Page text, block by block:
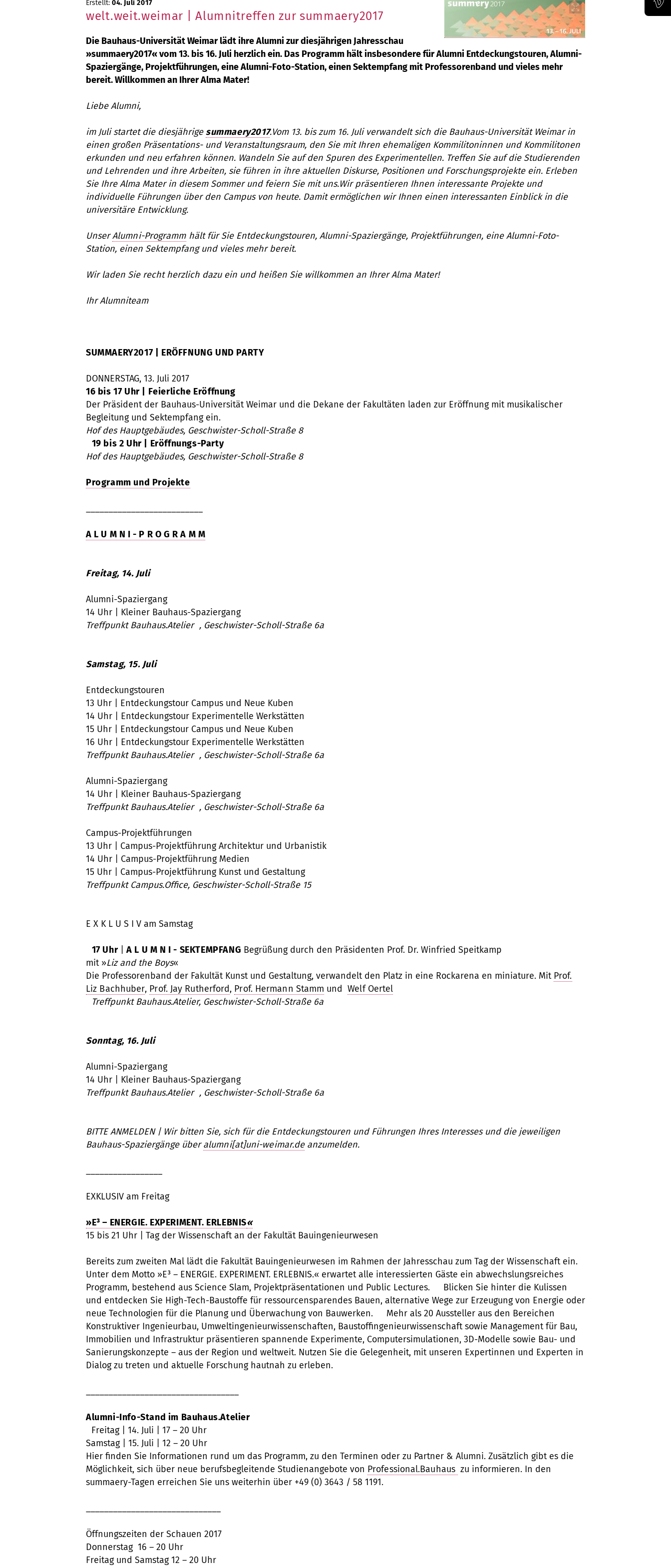
Erstellt: 04. Juli 2017
welt.weit.weimar | Alumnitreffen zur summaery2017
Die Bauhaus-Universität Weimar lädt ihre Alumni zur diesjährigen Jahresschau
»summaery2017« vom 13. bis 16. Juli herzlich ein. Das Programm hält insbesondere für Alumni Entdeckungstouren, Alumni-
Spaziergänge, Projektführungen, eine Alumni-Foto-Station, einen Sektempfang mit Professorenband und vieles mehr
bereit. Willkommen an Ihrer Alma Mater!
Liebe Alumni,
im Juli startet die diesjährigesummaery2017.Vom 13. bis zum 16. Juli verwandelt sich die Bauhaus-Universität Weimar in
einen großen Präsentations- und Veranstaltungsraum, den Sie mit Ihren ehemaligen Kommilitoninnen und Kommilitonen
erkunden und neu erfahren können. Wandeln Sie auf den Spuren des Experimentellen. Treffen Sie auf die Studierenden
und Lehrenden und ihre Arbeiten, sie führen in ihre aktuellen Diskurse, Positionen und Forschungsprojekte ein. Erleben
Sie Ihre Alma Mater in diesem Sommer und feiern Sie mit uns.Wir präsentieren Ihnen interessante Projekte und
individuelle Führungen über den Campus von heute. Damit ermöglichen wir Ihnen einen interessanten Einblick in die
universitäre Entwicklung.
UnserAlumni-Programmhält für Sie Entdeckungstouren, Alumni-Spaziergänge, Projektführungen, eine Alumni-Foto-
Station, einen Sektempfang und vieles mehr bereit.
Wir laden Sie recht herzlich dazu ein und heißen Siewillkommen an Ihrer Alma Mater!
Ihr Alumniteam
SUMMAERY2017 | ERÖFFNUNG UND PARTY
DONNERSTAG, 13. Juli 2017
16 bis 17 Uhr | Feierliche Eröffnung
Der Präsident der Bauhaus-Universität Weimar und die Dekane der Fakultäten laden zur Eröffnung mit musikalischer
Begleitung und Sektempfang ein.
Hof des Hauptgebäudes, Geschwister-Scholl-Straße 8
19 bis 2 Uhr | Eröffnungs-Party
Hof des Hauptgebäudes, Geschwister-Scholl-Straße 8
Programm und Projekte
A L U M N I - P R O G R A M M
Freitag, 14. Juli
Alumni-Spaziergang
14 Uhr | Kleiner Bauhaus-Spaziergang
Treffpunkt Bauhaus.Atelier , Geschwister-Scholl-Straße 6a
Samstag, 15. Juli
Entdeckungstouren
13 Uhr | Entdeckungstour Campus und Neue Kuben
14 Uhr | Entdeckungstour Experimentelle Werkstätten
15 Uhr | Entdeckungstour Campus und Neue Kuben
16 Uhr | Entdeckungstour Experimentelle Werkstätten
Treffpunkt Bauhaus.Atelier , Geschwister-Scholl-Straße 6a
Alumni-Spaziergang
14 Uhr | Kleiner Bauhaus-Spaziergang
Treffpunkt Bauhaus.Atelier , Geschwister-Scholl-Straße 6a
Campus-Projektführungen
13 Uhr | Campus-Projektführung Architektur und Urbanistik
14 Uhr | Campus-Projektführung Medien
15 Uhr | Campus-Projektführung Kunst und Gestaltung
Treffpunkt Campus.Office, Geschwister-Scholl-Straße 15
E X K L U S I V am Samstag
17 Uhr|A L U M N I - SEKTEMPFANG Begrüßung durch den Präsidenten Prof. Dr. Winfried Speitkamp
mit »Liz and the Boys«
Die Professorenband der Fakultät Kunst und Gestaltung, verwandelt den Platz in eine Rockarena en miniature. Mit Prof.
Liz Bachhuber, Prof. Jay Rutherford, Prof. Hermann Stamm undWelf Oertel
Treffpunkt Bauhaus.Atelier, Geschwister-Scholl-Straße 6a
Sonntag, 16. Juli
Alumni-Spaziergang
14 Uhr | Kleiner Bauhaus-Spaziergang
Treffpunkt Bauhaus.Atelier , Geschwister-Scholl-Straße 6a
BITTE ANMELDEN | Wir bitten Sie, sich für die Entdeckungstouren und Führungen Ihres Interesses und die jeweiligen
Bauhaus-Spaziergänge überalumni[at]uni-weimar.deanzumelden.
EXKLUSIV am Freitag
»E³ – ENERGIE. EXPERIMENT. ERLEBNIS«
15 bis 21 Uhr | Tag der Wissenschaft an der Fakultät Bauingenieurwesen
Bereits zum zweiten Mal lädt die Fakultät Bauingenieurwesen im Rahmen der Jahresschau zum Tag der Wissenschaft ein.
Unter dem Motto »E³ – ENERGIE. EXPERIMENT. ERLEBNIS.« erwartet alle interessierten Gäste ein abwechslungsreiches
Programm, bestehend aus Science Slam, Projektpräsentationen und Public Lectures. Blicken Sie hinter die Kulissen
und entdecken Sie High-Tech-Baustoffe für ressourcensparendes Bauen, alternative Wege zur Erzeugung von Energie oder
neue Technologien für die Planung und Überwachung von Bauwerken. Mehr als 20 Aussteller aus den Bereichen
Konstruktiver Ingenieurbau, Umweltingenieurwissenschaften, Baustoffingenieurwissenschaft sowie Management für Bau,
Immobilien und Infrastruktur präsentieren spannende Experimente, Computersimulationen, 3D-Modelle sowie Bau- und
Sanierungskonzepte – aus der Region und weltweit. Nutzen Sie die Gelegenheit, mit unseren Expertinnen und Experten in
Dialog zu treten und aktuelle Forschung hautnah zu erleben.
Alumni-Info-Stand im Bauhaus.Atelier
Freitag | 14. Juli | 17 – 20 Uhr
Samstag | 15. Juli | 12 – 20 Uhr
Hier finden Sie Informationen rund um das Programm, zu den Terminen oder zu Partner & Alumni. Zusätzlich gibt es die
Möglichkeit, sich über neue berufsbegleitende Studienangebote von Professional.Bauhaus zu informieren. In den
summaery-Tagen erreichen Sie uns weiterhin über +49 (0) 3643 / 58 1191.
Öffnungszeiten der Schauen 2017
Donnerstag 16 – 20 Uhr
Freitag und Samstag 12 – 20 Uhr